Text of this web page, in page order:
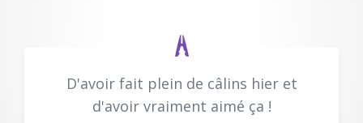
D'avoir fait plein de câlins hier et
d'avoir vraiment aimé ça !